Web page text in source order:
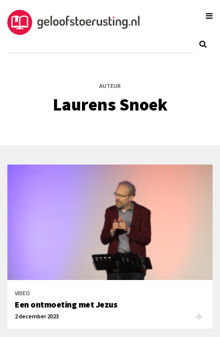
AUTEUR
Laurens Snoek
VIDEO
Een ontmoeting met Jezus
2 december 2023